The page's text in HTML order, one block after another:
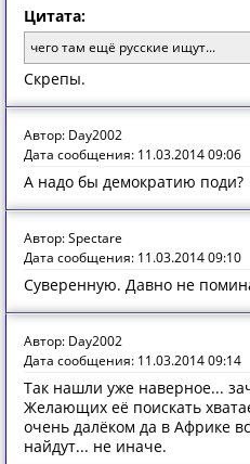
Цитата:
чего там ещё русские ищут...
Скрепы.
Автор: Day2002
Дата сообщения: 11.03.2014 09:06
А надо бы демократию поди?
Автор: Spectare
Дата сообщения: 11.03.2014 09:10
Суверенную. Давно не
Автор: Day2002
Дата сообщения: 11.03.2014 09:14
Так нашли уже наверное...
Желающих её поискать
очень далёком да в Африке
найдут... не иначе.